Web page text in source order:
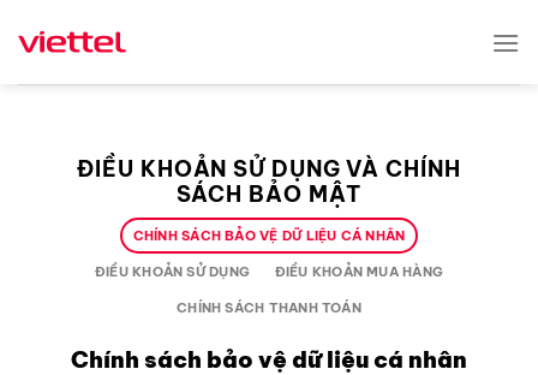
to
ĐIỀU KHOẢN SỬ DỤNG VÀ CHÍNH
SÁCH BẢO MẬT
CHÍNH SÁCH BẢO VỆ DỮ LIỆU CÁ NHÂN
ĐIỀU KHOẢN SỬ DỤNG ĐIỀU KHOẢN MUA HÀNG
CHÍNH SÁCH THANH TOÁN
Chính sách bảo vệ dữ liệu cá nhân